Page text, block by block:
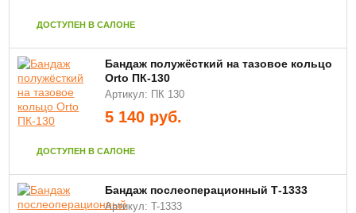
ДОСТУПЕН В САЛОНЕ
Бандаж полужёсткий на тазовое кольцо
Orto ПК-130
Артикул: ПК 130
5 140 руб.
ДОСТУПЕН В САЛОНЕ
Бандаж послеоперационный Т-1333
Артикул: T-1333